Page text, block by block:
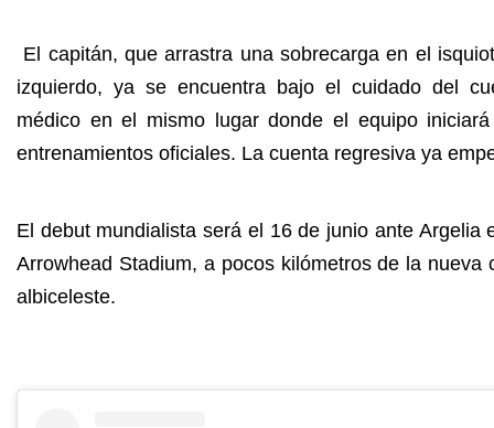
El capitán, que arrastra una sobrecarga en el
izquierdo, ya se encuentra bajo el cuidado del
médico en el mismo lugar donde el equipo
entrenamientos oficiales. La cuenta regresiva ya
El debut mundialista será el 16 de junio ante Argelia
Arrowhead Stadium, a pocos kilómetros de la nueva
albiceleste.